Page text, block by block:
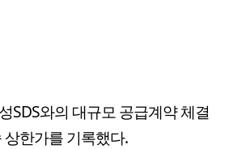
SDS와의 대규모 공급계약 체결
한가를 기록했다.